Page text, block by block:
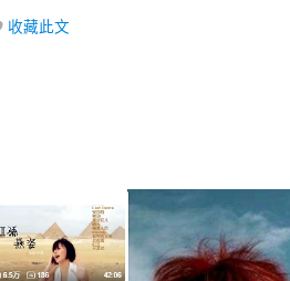
收藏此文